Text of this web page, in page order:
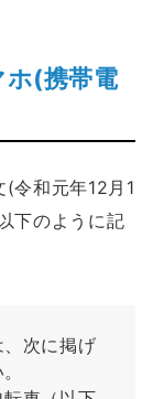
ホ(携帯電
令和元年12月1
下のように記
次に掲げ